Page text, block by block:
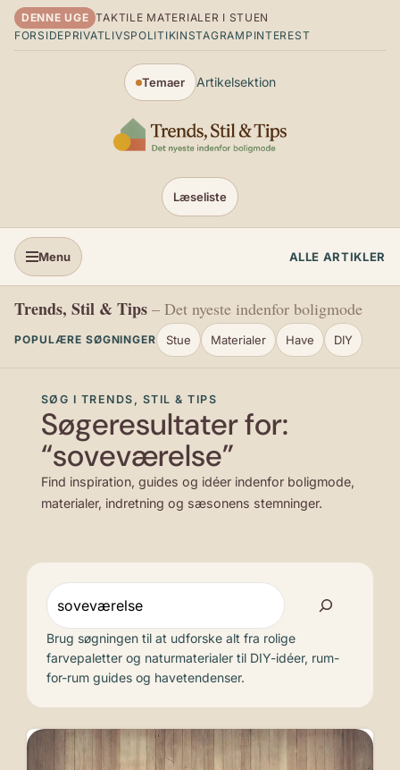
Spring til indhold
DENNE UGE TAKTILE MATERIALER I STUEN
FORSIDEPRIVATLIVSPOLITIKINSTAGRAM PINTEREST
Temaer Artikelsektion
Læseliste
Menu ALLE ARTIKLER
Trends, Stil & Tips – Det nyeste indenfor boligmode
POPULÆRE SØGNINGER Stue Materialer Have DIY
SØG I TRENDS, STIL & TIPS
Søgeresultater for:
“soveværelse”
Find inspiration, guides og idéer indenfor boligmode,
materialer, indretning og sæsonens stemninger.
Søg
Brug søgningen til at udforske alt fra rolige
farvepaletter og naturmaterialer til DIY-idéer, rum-
for-rum guides og havetendenser.